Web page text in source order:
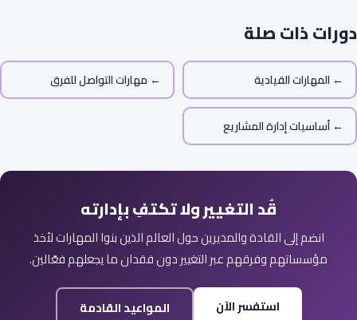
دورات ذات صلة
← المهارات القيادية ← مهارات التواصل للفرق
← أساسيات إدارة المشاريع
قُد التغيير ولا تكتفِ بإدارته
انضم إلى القادة والمديرين حول العالم الذين بنوا المهارات لأخذ
مؤسساتهم وفرقهم عبر التغيير دون فقدان ما يجعلهم فعّالين.
استفسر الآن
المواعيد القادمة